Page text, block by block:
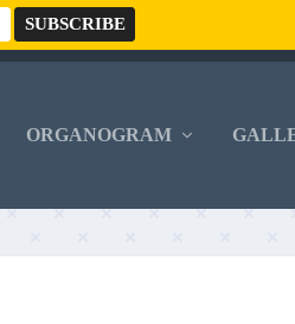
ORGANOGRAM